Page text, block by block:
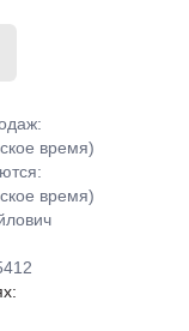
время)
время)